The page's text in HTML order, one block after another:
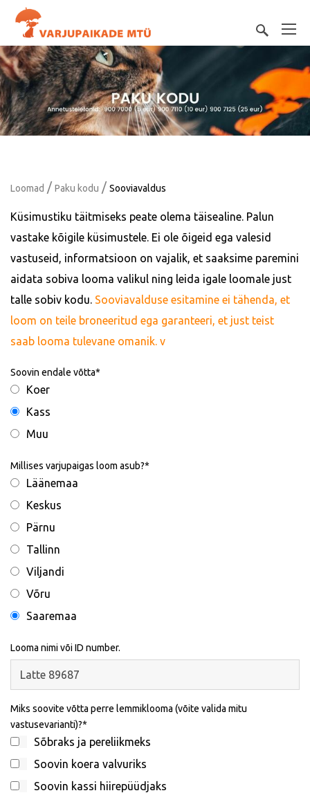
Loomad / Paku kodu / Sooviavaldus
Küsimustiku täitmiseks peate olema täisealine. Palun
vastake kõigile küsimustele. Ei ole õigeid ega valesid
vastuseid, informatsioon on vajalik, et saaksime paremini
aidata sobiva looma valikul ning leida igale loomale just
talle sobiv kodu. Sooviavalduse esitamine ei tähenda, et
loom on teile broneeritud ega garanteeri, et just teist
saab looma tulevane omanik. v
Soovin endale võtta
Koer
Kass
Muu
Millises varjupaigas loom asub?
Läänemaa
Keskus
Pärnu
Tallinn
Viljandi
Võru
Saaremaa
Looma nimi või ID number.
Miks soovite võtta perre lemmiklooma (võite valida mitu
vastusevarianti)?
Sõbraks ja pereliikmeks
Soovin koera valvuriks
Soovin kassi hiirepüüdjaks